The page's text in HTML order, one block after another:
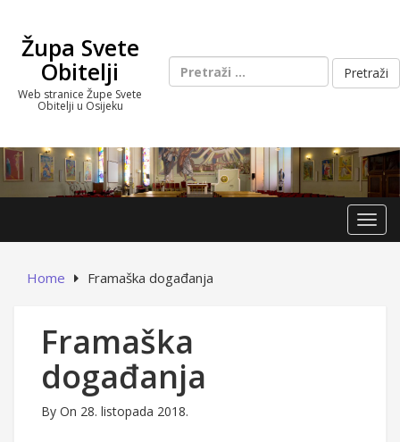
contentŽupa Svete
Obitelji
Web stranice Župe Svete
Obitelji u Osijeku
Pretraži:
Home Framaška događanja
Framaška
događanja
By On 28. listopada 2018.